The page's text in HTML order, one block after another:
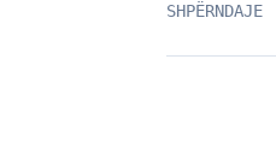
SHPËRNDAJE